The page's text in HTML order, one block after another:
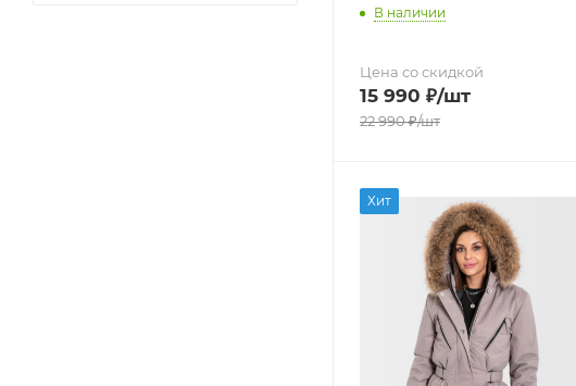
В наличии
Цена со скидкой
15 990 ₽/шт
22 990₽/шт
Хит